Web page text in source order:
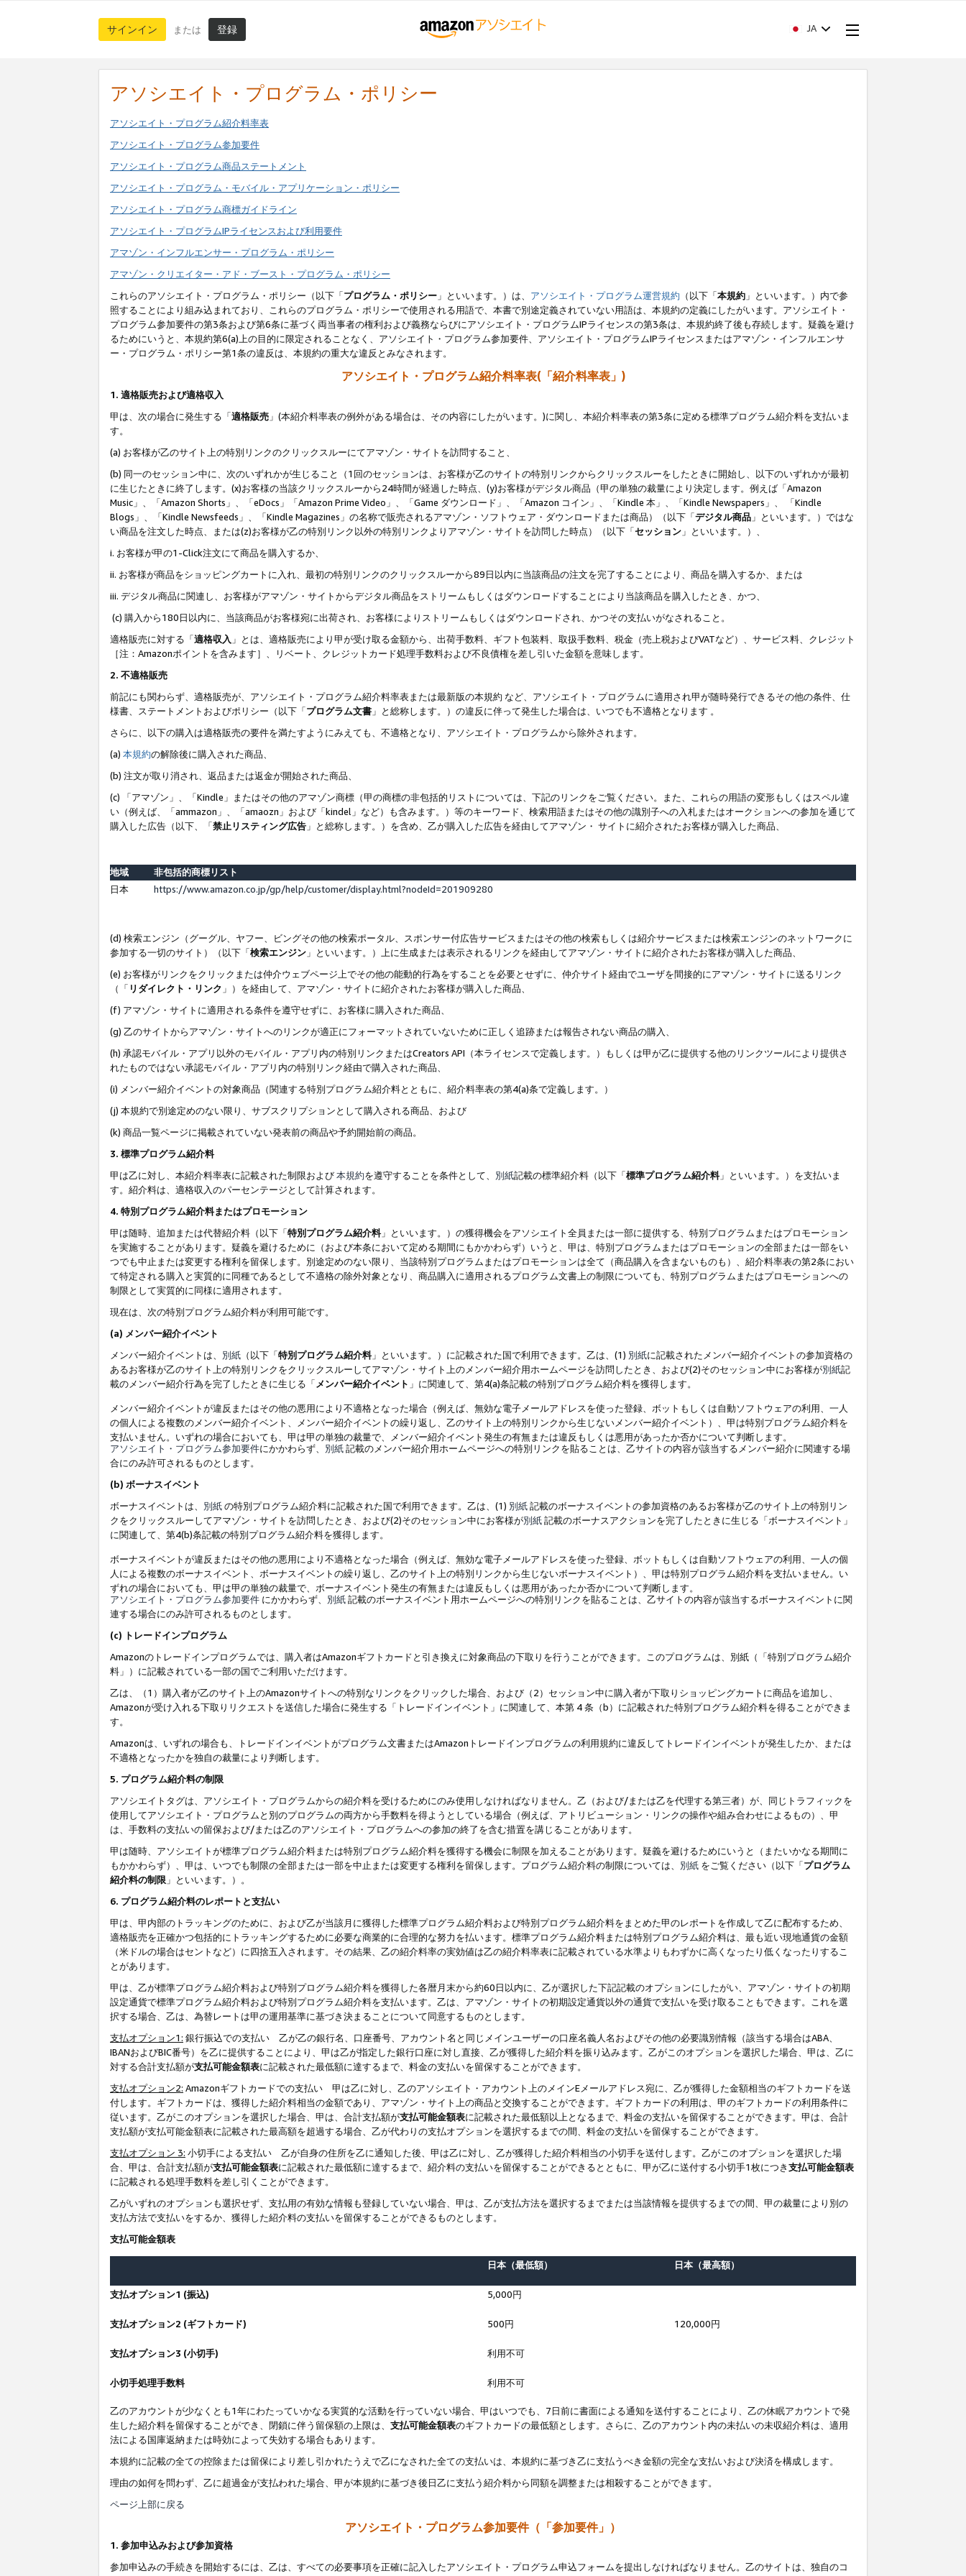
サインイン または 登録 JA
アソシエイト・プログラム・ポリシー
アソシエイト・プログラム紹介料率表
アソシエイト・プログラム参加要件
アソシエイト・プログラム商品ステートメント
アソシエイト・プログラム・モバイル・アプリケーション・ポリシー
アソシエイト・プログラム商標ガイドライン
アソシエイト・プログラムIPライセンスおよび利用要件
アマゾン・インフルエンサー・プログラム・ポリシー
アマゾン・クリエイター・アド・ブースト・プログラム・ポリシー
これらのアソシエイト・プログラム・ポリシー（以下「プログラム・ポリシー 」といいます。）は、 アソシエイト・プログラム運営規約 （以下「本規約 」といいます。）内で参
照することにより組み込まれており、これらのプログラム・ポリシーで使用される用語で、本書で別途定義されていない用語は、本規約の定義にしたがいます。アソシエイト・
プログラム参加要件の第3条および第6条に基づく両当事者の権利および義務ならびにアソシエイト・プログラムIPライセンスの第3条は、本規約終了後も存続します。疑義を避け
るためにいうと、本規約第6(a)上の目的に限定されることなく、アソシエイト・プログラム参加要件、アソシエイト・プログラムIPライセンスまたはアマゾン・インフルエンサ
ー・プログラム・ポリシー第1条の違反は、本規約の重大な違反とみなされます。
アソシエイト・プログラム紹介料率表(「紹介料率表」)
1. 適格販売および適格収入
甲は、次の場合に発生する「適格販売 」(本紹介料率表の例外がある場合は、その内容にしたがいます。)に関し、本紹介料率表の第3条に定める標準プログラム紹介料を支払いま
す。
(a) お客様が乙のサイト上の特別リンクのクリックスルーにてアマゾン・サイトを訪問すること、
(b) 同一のセッション中に、次のいずれかが生じること（1回のセッションは、お客様が乙のサイトの特別リンクからクリックスルーをしたときに開始し、以下のいずれかが最初
に生じたときに終了します。(x)お客様の当該クリックスルーから24時間が経過した時点、(y)お客様がデジタル商品（甲の単独の裁量により決定します。例えば「Amazon
Music」、「Amazon Shorts」、「eDocs」「Amazon Prime Video」、「Game ダウンロード」、「Amazon コイン」、「Kindle 本」、「Kindle Newspapers」、 「Kindle
Blogs」、「Kindle Newsfeeds」、「Kindle Magazines」の名称で販売されるアマゾン・ソフトウェア・ダウンロードまたは商品）（以下「デジタル商品 」といいます。）ではな
い商品を注文した時点、または(z)お客様が乙の特別リンク以外の特別リンクよりアマゾン・サイトを訪問した時点）（以下「セッション 」といいます。）、
i. お客様が甲の1-Click注文にて商品を購入するか、
ii. お客様が商品をショッピングカートに入れ、最初の特別リンクのクリックスルーから89日以内に当該商品の注文を完了することにより、商品を購入するか、または
iii. デジタル商品に関連し、お客様がアマゾン・サイトからデジタル商品をストリームもしくはダウンロードすることにより当該商品を購入したとき、かつ、
(c) 購入から180日以内に、当該商品がお客様宛に出荷され、お客様によりストリームもしくはダウンロードされ、かつその支払いがなされること。
適格販売に対する「適格収入 」とは、適格販売により甲が受け取る金額から、出荷手数料、ギフト包装料、取扱手数料、税金（売上税およびVATなど）、サービス料、クレジット
［注：Amazonポイントを含みます］、リベート、クレジットカード処理手数料および不良債権を差し引いた金額を意味します。
2. 不適格販売
前記にも関わらず、適格販売が、アソシエイト・プログラム紹介料率表または最新版の本規約 など、アソシエイト・プログラムに適用され甲が随時発行できるその他の条件、仕
様書、ステートメントおよびポリシー（以下「プログラム文書 」と総称します。）の違反に伴って発生した場合は、いつでも不適格となります 。
さらに、以下の購入は適格販売の要件を満たすようにみえても、不適格となり、アソシエイト・プログラムから除外されます。
(a) 本規約の解除後に購入された商品、
(b) 注文が取り消され、返品または返金が開始された商品、
(c) 「アマゾン」、「Kindle」またはその他のアマゾン商標（甲の商標の非包括的リストについては、下記のリンクをご覧ください。また、これらの用語の変形もしくはスペル違
い（例えば、「ammazon」、「amaozn」および「kindel」など）も含みます。）等のキーワード、検索用語またはその他の識別子への入札またはオークションへの参加を通じて
購入した広告（以下、「禁止リスティング広告 」と総称します。）を含め、乙が購入した広告を経由してアマゾン・ サイトに紹介されたお客様が購入した商品、
地域
非包括的商標リスト
日本
https://www.amazon.co.jp/gp/help/customer/display.html?nodeId=201909280
(d) 検索エンジン（グーグル、ヤフー、ビングその他の検索ポータル、スポンサー付広告サービスまたはその他の検索もしくは紹介サービスまたは検索エンジンのネットワークに
参加する一切のサイト）（以下「検索エンジン 」といいます。）上に生成または表示されるリンクを経由してアマゾン・サイトに紹介されたお客様が購入した商品、
(e) お客様がリンクをクリックまたは仲介ウェブページ上でその他の能動的行為をすることを必要とせずに、仲介サイト経由でユーザを間接的にアマゾン・サイトに送るリンク
（「 リダイレクト・リンク 」）を経由して、アマゾン・サイトに紹介されたお客様が購入した商品、
(f) アマゾン・サイトに適用される条件を遵守せずに、お客様に購入された商品、
(g) 乙のサイトからアマゾン・サイトへのリンクが適正にフォーマットされていないために正しく追跡または報告されない商品の購入、
(h) 承認モバイル・アプリ以外のモバイル・アプリ内の特別リンクまたはCreators API（本ライセンスで定義します。）もしくは甲が乙に提供する他のリンクツールにより提供さ
れたものではない承認モバイル・アプリ内の特別リンク経由で購入された商品、
(i) メンバー紹介イベントの対象商品（関連する特別プログラム紹介料とともに、紹介料率表の第4(a)条で定義します。）
(j) 本規約で別途定めのない限り、サブスクリプションとして購入される商品、および
(k) 商品一覧ページに掲載されていない発表前の商品や予約開始前の商品。
3. 標準プログラム紹介料
甲は乙に対し、本紹介料率表に記載された制限および本規約を遵守することを条件として、 別紙記載の標準紹介料（以下「標準プログラム紹介料」といいます。）を支払いま
す。紹介料は、適格収入のパーセンテージとして計算されます。
4. 特別プログラム紹介料またはプロモーション
甲は随時、追加または代替紹介料（以下「特別プログラム紹介料」といいます。）の獲得機会をアソシエイト全員または一部に提供する、特別プログラムまたはプロモーション
を実施することがあります。疑義を避けるために（および本条において定める期間にもかかわらず）いうと、甲は、特別プログラムまたはプロモーションの全部または一部をい
つでも中止または変更する権利を留保します。別途定めのない限り、当該特別プログラムまたはプロモーションは全て（商品購入を含まないものも）、紹介料率表の第2条におい
て特定される購入と実質的に同種であるとして不適格の除外対象となり、商品購入に適用されるプログラム文書上の制限についても、特別プログラムまたはプロモーションへの
制限として実質的に同様に適用されます。
現在は、次の特別プログラム紹介料が利用可能です。
(a) メンバー紹介イベント
メンバー紹介イベントは、 別紙 （以下「特別プログラム紹介料」といいます。）に記載された国で利用できます。乙は、(1) 別紙に記載されたメンバー紹介イベントの参加資格の
あるお客様が乙のサイト上の特別リンクをクリックスルーしてアマゾン・サイト上のメンバー紹介用ホームページを訪問したとき、および(2)そのセッション中にお客様が別紙記
載のメンバー紹介行為を完了したときに生じる「 メンバー紹介イベント 」に関連して、第4(a)条記載の特別プログラム紹介料を獲得します。
メンバー紹介イベントが違反またはその他の悪用により不適格となった場合（例えば、無効な電子メールアドレスを使った登録、ボットもしくは自動ソフトウェアの利用、一人
の個人による複数のメンバー紹介イベント、メンバー紹介イベントの繰り返し、乙のサイト上の特別リンクから生じないメンバー紹介イベント）、甲は特別プログラム紹介料を
支払いません。いずれの場合においても、甲は甲の単独の裁量で、メンバー紹介イベント発生の有無または違反もしくは悪用があったか否かについて判断します。
アソシエイト・プログラム参加要件にかかわらず、 別紙記載のメンバー紹介用ホームページへの特別リンクを貼ることは、乙サイトの内容が該当するメンバー紹介に関連する場
合にのみ許可されるものとします。
(b) ボーナスイベント
ボーナスイベントは、 別紙の特別プログラム紹介料に記載された国で利用できます。乙は、(1) 別紙記載のボーナスイベントの参加資格のあるお客様が乙のサイト上の特別リン
クをクリックスルーしてアマゾン・サイトを訪問したとき、および(2)そのセッション中にお客様が別紙記載のボーナスアクションを完了したときに生じる「ボーナスイベント」
に関連して、第4(b)条記載の特別プログラム紹介料を獲得します。
ボーナスイベントが違反またはその他の悪用により不適格となった場合（例えば、無効な電子メールアドレスを使った登録、ボットもしくは自動ソフトウェアの利用、一人の個
人による複数のボーナスイベント、ボーナスイベントの繰り返し、乙のサイト上の特別リンクから生じないボーナスイベント）、甲は特別プログラム紹介料を支払いません。い
ずれの場合においても、甲は甲の単独の裁量で、ボーナスイベント発生の有無または違反もしくは悪用があったか否かについて判断します。
アソシエイト・プログラム参加要件 にかかわらず、 別紙記載のボーナスイベント用ホームページへの特別リンクを貼ることは、乙サイトの内容が該当するボーナスイベントに関
連する場合にのみ許可されるものとします。
(c) トレードインプログラム
Amazonのトレードインプログラムでは、購入者はAmazonギフトカードと引き換えに対象商品の下取りを行うことができます。このプログラムは、別紙（「特別プログラム紹介
料」）に記載されている一部の国でご利用いただけます。
乙は、（1）購入者が乙のサイト上のAmazonサイトへの特別なリンクをクリックした場合、および（2）セッション中に購入者が下取りショッピングカートに商品を追加し、
Amazonが受け入れる下取りリクエストを送信した場合に発生する「トレードインイベント」に関連して、本第 4 条（b）に記載された特別プログラム紹介料を得ることができま
す。
Amazonは、いずれの場合も、トレードインイベントがプログラム文書またはAmazonトレードインプログラムの利用規約に違反してトレードインイベントが発生したか、または
不適格となったかを独自の裁量により判断します。
5. プログラム紹介料の制限
アソシエイトタグは、アソシエイト・プログラムからの紹介料を受けるためにのみ使用しなければなりません。乙（および/または乙を代理する第三者）が、同じトラフィックを
使用してアソシエイト・プログラムと別のプログラムの両方から手数料を得ようとしている場合（例えば、アトリビューション・リンクの操作や組み合わせによるもの）、甲
は、手数料の支払いの留保および/または乙のアソシエイト・プログラムへの参加の終了を含む措置を講じることがあります。
甲は随時、アソシエイトが標準プログラム紹介料または特別プログラム紹介料を獲得する機会に制限を加えることがあります。疑義を避けるためにいうと（またいかなる期間に
もかかわらず）、甲は、いつでも制限の全部または一部を中止または変更する権利を留保します。プログラム紹介料の制限については、 別紙 をご覧ください（以下「プログラム
紹介料の制限 」といいます。）。
6. プログラム紹介料のレポートと支払い
甲は、甲内部のトラッキングのために、および乙が当該月に獲得した標準プログラム紹介料および特別プログラム紹介料をまとめた甲のレポートを作成して乙に配布するため、
適格販売を正確かつ包括的にトラッキングするために必要な商業的に合理的な努力を払います。標準プログラム紹介料または特別プログラム紹介料は、最も近い現地通貨の金額
（米ドルの場合はセントなど）に四捨五入されます。その結果、乙の紹介料率の実効値は乙の紹介料率表に記載されている水準よりもわずかに高くなったり低くなったりするこ
とがあります。
甲は、乙が標準プログラム紹介料および特別プログラム紹介料を獲得した各暦月末から約60日以内に、乙が選択した下記記載のオプションにしたがい、アマゾン・サイトの初期
設定通貨で標準プログラム紹介料および特別プログラム紹介料を支払います。乙は、アマゾン・サイトの初期設定通貨以外の通貨で支払いを受け取ることもできます。これを選
択する場合、乙は、為替レートは甲の運用基準に基づき決まることについて同意するものとします。
支払オプション1: 銀行振込での支払い 乙が乙の銀行名、口座番号、アカウント名と同じメインユーザーの口座名義人名およびその他の必要識別情報（該当する場合はABA、
IBANおよびBIC番号）を乙に提供することにより、甲は乙が指定した銀行口座に対し直接、乙が獲得した紹介料を振り込みます。乙がこのオプションを選択した場合、甲は、乙に
対する合計支払額が支払可能金額表に記載された最低額に達するまで、料金の支払いを留保することができます。
支払オプション2: Amazonギフトカードでの支払い 甲は乙に対し、乙のアソシエイト・アカウント上のメインEメールアドレス宛に、乙が獲得した金額相当のギフトカードを送
付します。ギフトカードは、獲得した紹介料相当の金額であり、アマゾン・サイト上の商品と交換することができます。ギフトカードの利用は、甲のギフトカードの利用条件に
従います。乙がこのオプションを選択した場合、甲は、合計支払額が支払可能金額表に記載された最低額以上となるまで、料金の支払いを留保することができます。甲は、合計
支払額が支払可能金額表に記載された最高額を超過する場合、乙が代わりの支払オプションを選択するまでの間、料金の支払いを留保することができます。
支払オプション 3: 小切手による支払い 乙が自身の住所を乙に通知した後、甲は乙に対し、乙が獲得した紹介料相当の小切手を送付します。乙がこのオプションを選択した場
合、甲は、合計支払額が支払可能金額表に記載された最低額に達するまで、紹介料の支払いを留保することができるとともに、甲が乙に送付する小切手1枚につき支払可能金額表
に記載される処理手数料を差し引くことができます。
乙がいずれのオプションも選択せず、支払用の有効な情報も登録していない場合、甲は、乙が支払方法を選択するまでまたは当該情報を提供するまでの間、甲の裁量により別の
支払方法で支払いをするか、獲得した紹介料の支払いを留保することができるものとします。
支払可能金額表
日本（最低額） 日本（最高額）
支払オプション1 (振込) 5,000円
支払オプション2 (ギフトカード) 500円 120,000円
支払オプション3 (小切手) 利用不可
小切手処理手数料 利用不可
乙のアカウントが少なくとも1年にわたっていかなる実質的な活動を行っていない場合、甲はいつでも、7日前に書面による通知を送付することにより、乙の休眠アカウントで発
生した紹介料を留保することができ、閉鎖に伴う留保額の上限は、 支払可能金額表のギフトカードの最低額とします。さらに、乙のアカウント内の未払いの未収紹介料は、適用
法による国庫返納または時効によって失効する場合もあります。
本規約に記載の全ての控除または留保により差し引かれたうえで乙になされた全ての支払いは、本規約に基づき乙に支払うべき金額の完全な支払いおよび決済を構成します。
理由の如何を問わず、乙に超過金が支払われた場合、甲が本規約に基づき後日乙に支払う紹介料から同額を調整または相殺することができます。
ページ上部に戻る
アソシエイト・プログラム参加要件（「参加要件」）
1. 参加申込みおよび参加資格
参加申込みの手続きを開始するには、乙は、すべての必要事項を正確に記入したアソシエイト・プログラム申込フォームを提出しなければなりません。乙のサイトは、独自のコ